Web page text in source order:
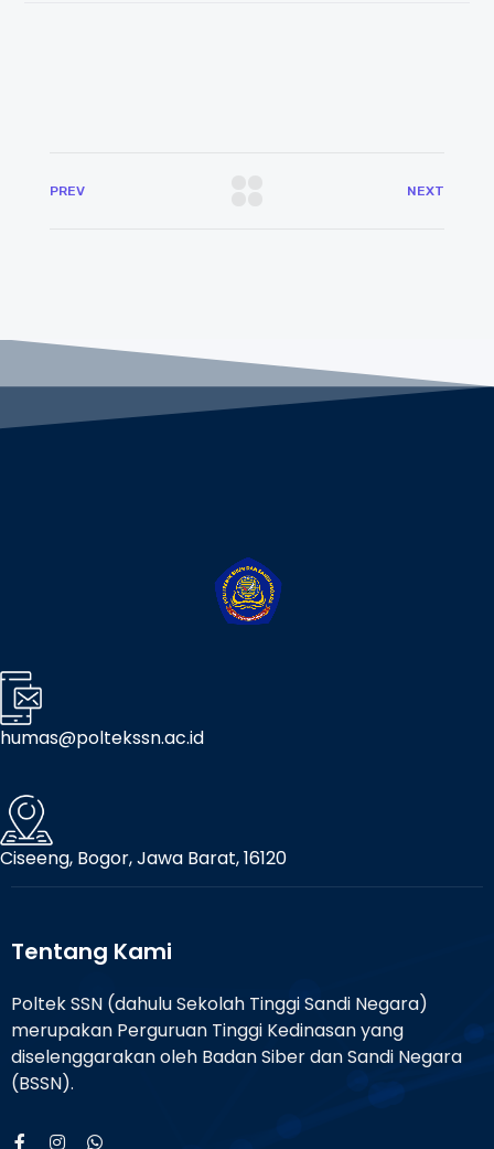
PREV NEXT
humas@poltekssn.ac.id
Ciseeng, Bogor, Jawa Barat, 16120
Tentang Kami
Poltek SSN (dahulu Sekolah Tinggi Sandi Negara)
merupakan Perguruan Tinggi Kedinasan yang
diselenggarakan oleh Badan Siber dan Sandi Negara
(BSSN).